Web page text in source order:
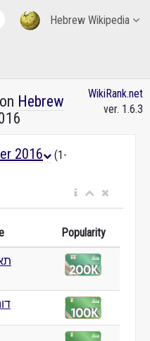
Hebrew Wikipedia
Hebrew
WikiRank.net
ver. 1.6.3
2016
(1-
Popularity